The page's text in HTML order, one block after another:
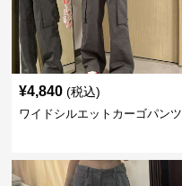
¥4,840 (税込)
ワイドシルエットカーゴパンツ